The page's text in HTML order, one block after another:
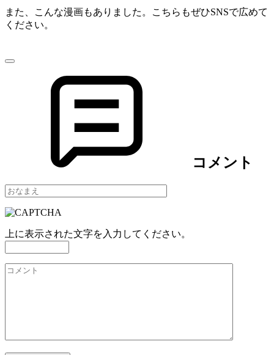
また、こんな漫画もありました。こちらもぜひSNSで広めて
ください。
コメント
上に表示された文字を入力してください。